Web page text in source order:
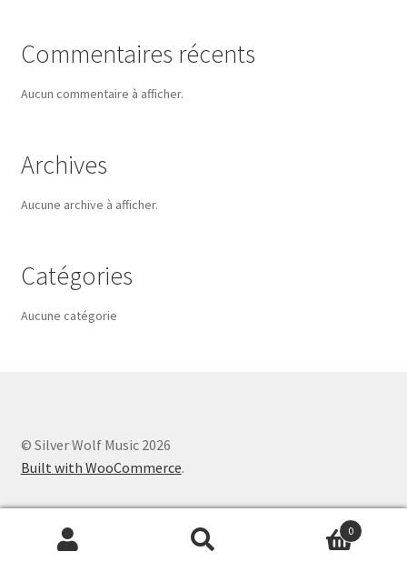
Commentaires récents
Aucun commentaire à afficher.
Archives
Aucune archive à afficher.
Catégories
Aucune catégorie
© Silver Wolf Music 2026
Built with WooCommerce.
Recherche
Recherche
0